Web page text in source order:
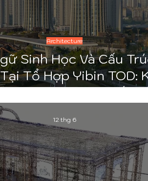
Sinh Học Và Cấu
Tổ Hợp Yibin TOD:
Trở Thành Kiến
Architecture
12 thg 6